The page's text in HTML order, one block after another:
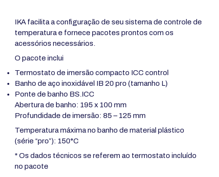
IKA facilita a configuração de seu sistema de controle de
temperatura e fornece pacotes prontos com os
acessórios necessários.
O pacote inclui
Termostato de imersão compacto ICC control
Banho de aço inoxidável IB 20 pro (tamanho L)
Ponte de banho BS.ICC
Abertura de banho: 195 x 100 mm
Profundidade de imersão: 85 – 125 mm
Temperatura máxima no banho de material plástico
(série “pro”): 150°C
* Os dados técnicos se referem ao termostato incluído
no pacote